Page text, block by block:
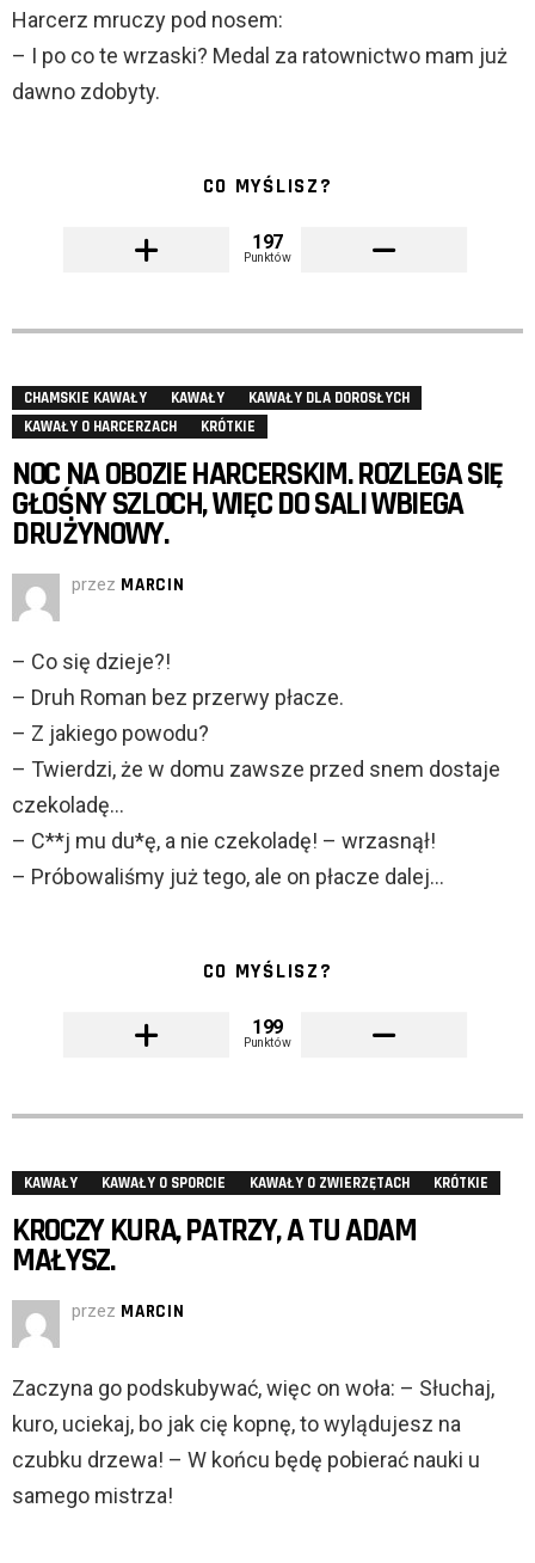
Harcerz mruczy pod nosem:
– I po co te wrzaski? Medal za ratownictwo mam już
dawno zdobyty.
CO MYŚLISZ?
197
Punktów
CHAMSKIE KAWAŁY KAWAŁY
KAWAŁY DLA DOROSŁYCH
KAWAŁY O HARCERZACH
KRÓTKIE
NOC NA OBOZIE HARCERSKIM. ROZLEGA SIĘ
GŁOŚNY SZLOCH, WIĘC DO SALI WBIEGA
DRUŻYNOWY.
przez MARCIN
– Co się dzieje?!
– Druh Roman bez przerwy płacze.
– Z jakiego powodu?
– Twierdzi, że w domu zawsze przed snem dostaje
czekoladę…
– C**j mu du*ę, a nie czekoladę! – wrzasnął!
– Próbowaliśmy już tego, ale on płacze dalej…
CO MYŚLISZ?
199
Punktów
KAWAŁY KAWAŁY O SPORCIE KAWAŁY O ZWIERZĘTACH KRÓTKIE
KROCZY KURA, PATRZY, A TU ADAM
MAŁYSZ.
przez MARCIN
Zaczyna go podskubywać, więc on woła: – Słuchaj,
kuro, uciekaj, bo jak cię kopnę, to wylądujesz na
czubku drzewa! – W końcu będę pobierać nauki u
samego mistrza!